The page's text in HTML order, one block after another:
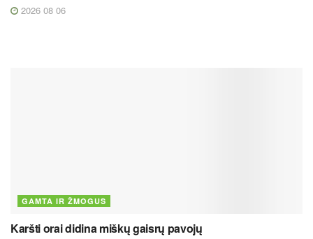
2026 08 06
GAMTA IR ŽMOGUS
Karšti orai didina miškų gaisrų pavojų